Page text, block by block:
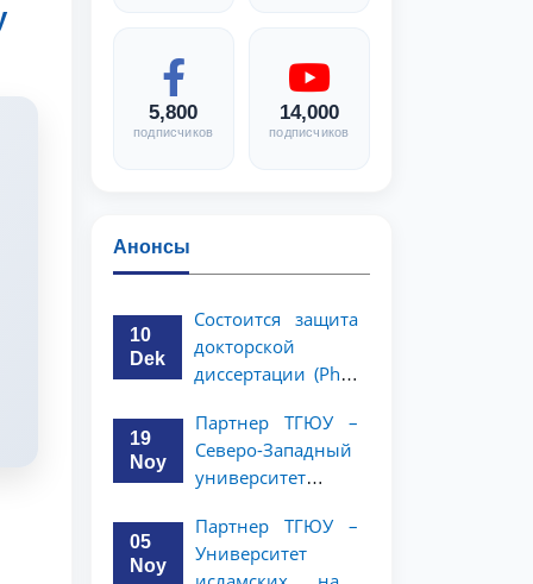
5,800
подписчиков
14,000
подписчиков
Анонсы
10
Dek
Состоится защита
докторской
диссертации (PhD)
19
Noy
Партнер ТГЮУ –
Северо-Западный
университет
права Китайской
Народной
05
Noy
Партнер ТГЮУ –
Университет